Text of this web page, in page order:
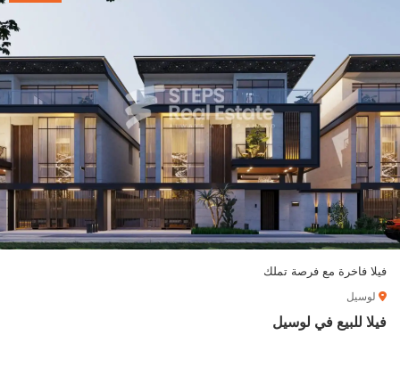
فيلا فاخرة مع فرصة تملك
لوسيل
فيلا للبيع في لوسيل